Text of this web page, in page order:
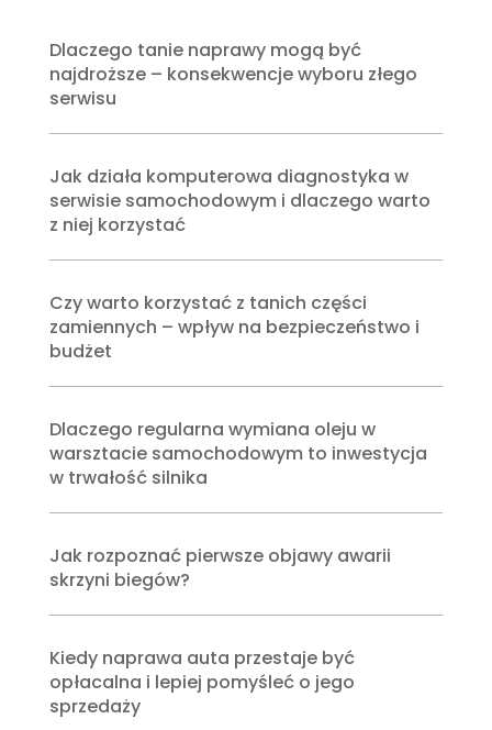
Dlaczego tanie naprawy mogą być
najdroższe – konsekwencje wyboru złego
serwisu
Jak działa komputerowa diagnostyka w
serwisie samochodowym i dlaczego warto
z niej korzystać
Czy warto korzystać z tanich części
zamiennych – wpływ na bezpieczeństwo i
budżet
Dlaczego regularna wymiana oleju w
warsztacie samochodowym to inwestycja
w trwałość silnika
Jak rozpoznać pierwsze objawy awarii
skrzyni biegów?
Kiedy naprawa auta przestaje być
opłacalna i lepiej pomyśleć o jego
sprzedaży